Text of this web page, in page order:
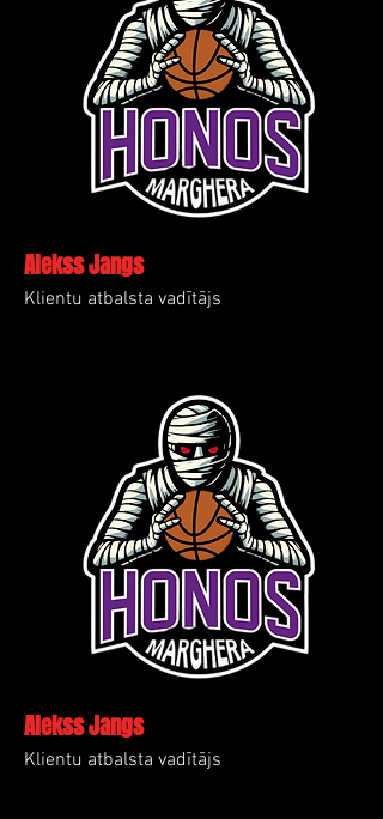
Alekss Jangs
Klientu atbalsta vadītājs
Alekss Jangs
Klientu atbalsta vadītājs